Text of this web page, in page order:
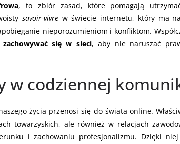
, to zbiór zasad, które pomagają
savoir-vivre w świecie internetu, który ma
nieporozumieniom i konfliktom.
zachowywać się w sieci, aby nie naruszać
w codziennej
życia przenosi się do świata online.
towarzyskich, ale również w relacjach
i zachowaniu profesjonalizmu. Dzięki